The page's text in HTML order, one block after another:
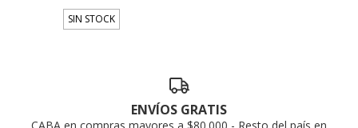
SIN STOCK
ENVÍOS GRATIS